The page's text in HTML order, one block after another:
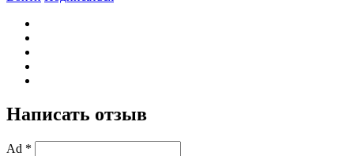
Написать отзыв
Ad *